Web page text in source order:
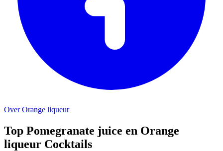
Over Orange liqueur
Top Pomegranate juice en Orange
liqueur Cocktails